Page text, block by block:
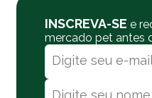
INSCREVA-SE e
mercado pet antes